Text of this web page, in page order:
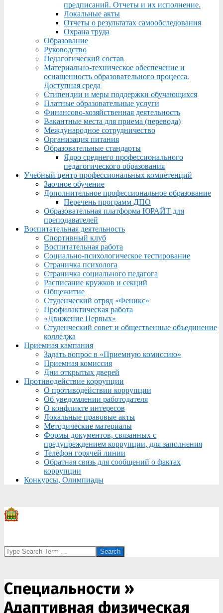
предписаний. Отчеты и их исполнение.
Локальные акты
Отчеты о результатах самообследования
Охрана труда
Образование
Руководство
Педагогический состав
Материально-техническое обеспечение и
оснащенность образовательного процесса.
Доступная среда
Стипендии и меры поддержки обучающихся
Платные образовательные услуги
Финансово-хозяйственная деятельность
Вакантные места для приема (перевода)
Международное сотрудничество
Организация питания
Образовательные стандарты
Ядро среднего профессионального
педагогического образования
Учебный центр профессиональных компетенций
Заочное обучение
Дополнительное профессиональное образование
Перечень программ ДПО
Образовательная платформа ЮРАЙТ для
преподавателей
Воспитательная деятельность
Спортивный клуб
Воспитательная работа
Социально-психологическое тестирование
Страничка психолога
Страничка социального педагога
Расписание кружков и секций
Общежитие
Студенческий отряд «Феникс»
Профилактическая работа
«Движение Первых»
Студенческий совет и общественные объединение
колледжа
Приемная кампания
Задать вопрос в «Приемную комиссию»
Приемная комиссия
Дни открытых дверей
Противодействие коррупции
О противодействии коррупции
Об уведомлении работодателя
О конфликте интересов
Локальные правовые акты
Методические материалы
Формы документов, связанных с
предупреждением коррупции, для заполнения
Телефон горячей линии
Обратная связь для сообщений о фактах
коррупции
Конкурсы, Олимпиады
Search
Специальности »
Адаптивная физическая